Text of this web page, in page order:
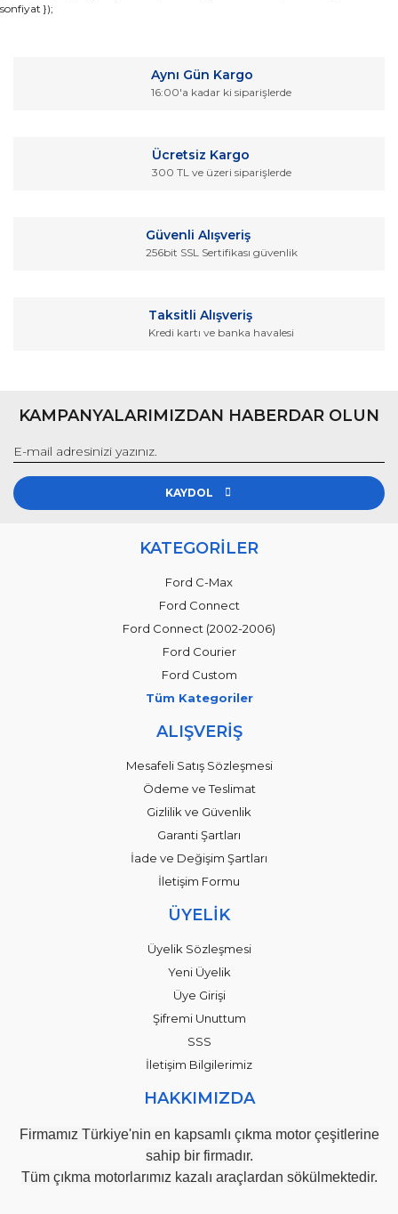
Yorum Yaz
konularda yetersiz gördüğünüz noktaları öneri formunu
Ürün resmi kalitesiz, bozuk veya görüntülenemiyor.
Ürün fiyatı diğer sitelerden daha pahalı.
sonfiyat });
Aynı Gün Kargo
16:00'a kadar ki siparişlerde
Ücretsiz Kargo
300 TL ve üzeri siparişlerde
Güvenli Alışveriş
256bit SSL Sertifikası güvenlik
Taksitli Alışveriş
Kredi kartı ve banka havalesi
KAMPANYALARIMIZDAN HABERDAR OLUN
KAYDOL
KATEGORİLER
Ford C-Max
Ford Connect
Ford Connect (2002-2006)
Ford Courier
Ford Custom
Tüm Kategoriler
ALIŞVERİŞ
Mesafeli Satış Sözleşmesi
Ödeme ve Teslimat
Gizlilik ve Güvenlik
Garanti Şartları
İade ve Değişim Şartları
İletişim Formu
ÜYELİK
Üyelik Sözleşmesi
Yeni Üyelik
Üye Girişi
Şifremi Unuttum
SSS
İletişim Bilgilerimiz
HAKKIMIZDA
Firmamız Türkiye'nin en kapsamlı çıkma motor çeşitlerine
sahip bir firmadır.
Tüm çıkma motorlarımız kazalı araçlardan sökülmektedir.